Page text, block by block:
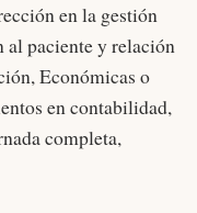
en la gestión
al paciente y relación
Económicas o
en contabilidad,
completa,